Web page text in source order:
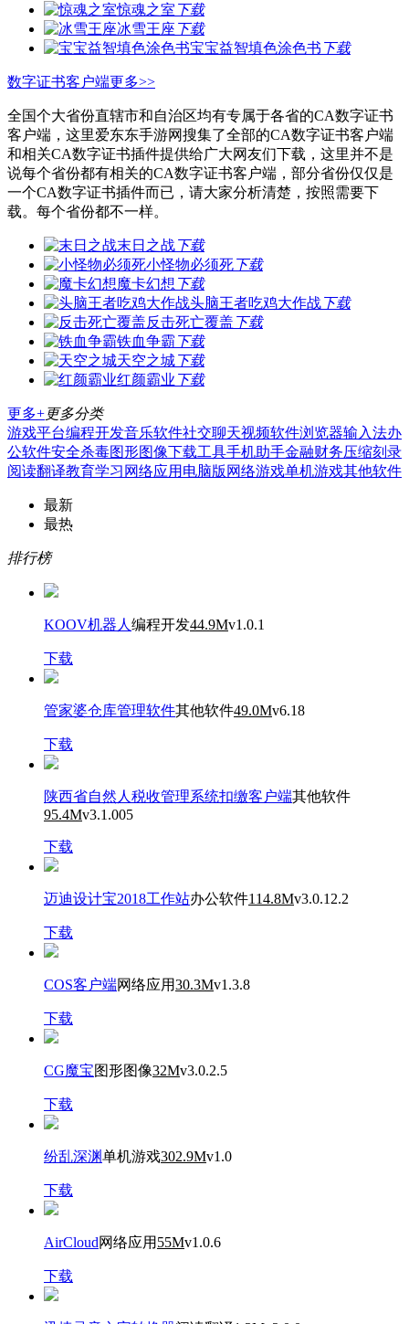
惊魂之室 下载
冰雪王座 下载
宝宝益智填色涂色书 下载
数字证书客户端更多>>
全国个大省份直辖市和自治区均有专属于各省的CA数字证书
客户端，这里爱东东手游网搜集了全部的CA数字证书客户端
和相关CA数字证书插件提供给广大网友们下载，这里并不是
说每个省份都有相关的CA数字证书客户端，部分省份仅仅是
一个CA数字证书插件而已，请大家分析清楚，按照需要下
载。每个省份都不一样。
末日之战下载
小怪物必须死下载
魔卡幻想 下载
头脑王者吃鸡大作战下载
反击死亡覆盖 下载
铁血争霸 下载
天空之城下载
红颜霸业 下载
更多+更多分类
游戏平台编程开发音乐软件社交聊天视频软件浏览器输入法办
公软件安全杀毒图形图像下载工具手机助手金融财务压缩刻录
阅读翻译教育学习 网络应用 电脑版 网络游戏单机游戏其他软件
最新
最热
排行榜
KOOV机器人 编程开发44.9Mv1.0.1
下载
管家婆仓库管理软件其他软件49.0Mv6.18
下载
陕西省自然人税收管理系统扣缴客户端其他软件
95.4Mv3.1.005
下载
迈迪设计宝2018工作站办公软件114.8Mv3.0.12.2
下载
COS客户端网络应用30.3Mv1.3.8
下载
CG魔宝图形图像32Mv3.0.2.5
下载
纷乱深渊单机游戏302.9Mv1.0
下载
AirCloud网络应用 55Mv1.0.6
下载